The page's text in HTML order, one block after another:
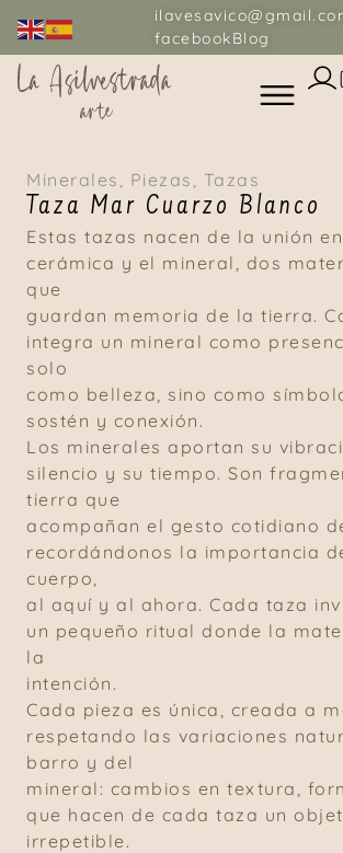
facebookBlog
Minerales , Piezas , Tazas
Taza Mar Cuarzo Blanco
Estas tazas nacen de la unión
cerámica y el mineral, dos
que
guardan memoria de la tierra.
integra un mineral como
solo
como belleza, sino como
sostén y conexión.
Los minerales aportan su
silencio y su tiempo. Son
tierra que
acompañan el gesto cotidiano
recordándonos la importancia
cuerpo,
al aquí y al ahora. Cada taza
un pequeño ritual donde la
la
intención.
Cada pieza es única, creada a
respetando las variaciones
barro y del
mineral: cambios en textura,
que hacen de cada taza un
irrepetible.